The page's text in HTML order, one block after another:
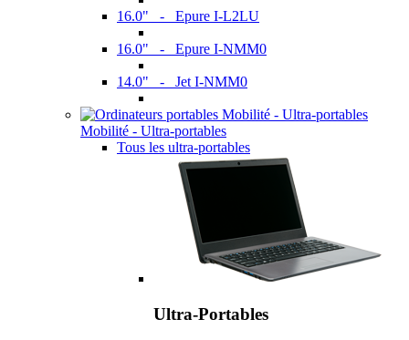
16.0" - Epure I-L2LU
16.0" - Epure I-NMM0
14.0" - Jet I-NMM0
Mobilité - Ultra-portables
Tous les ultra-portables
Ultra-Portables